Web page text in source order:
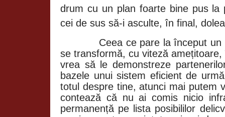
drum cu un plan foarte bine pus
cei de sus să-i asculte, în final,
Ceea ce pare la început
se transformă, cu viteză
vrea să le demonstreze
bazele unui sistem eficient de
totul despre tine, atunci mai putem
contează că nu ai comis nicio
permanență pe lista posibililor